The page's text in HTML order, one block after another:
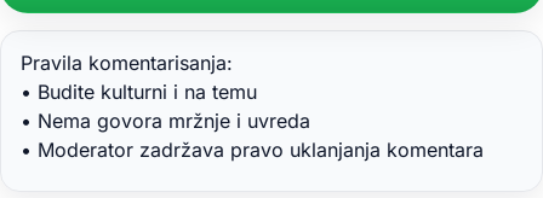
Pravila komentarisanja:
• Budite kulturni i na temu
• Nema govora mržnje i uvreda
• Moderator zadržava pravo uklanjanja komentara